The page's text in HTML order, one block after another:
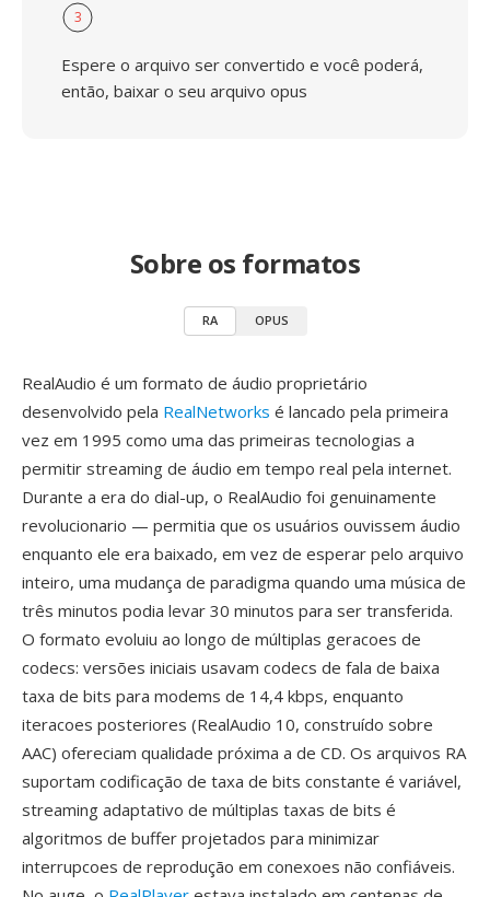
3
Espere o arquivo ser convertido e você poderá,
então, baixar o seu arquivo opus
Sobre os formatos
RA OPUS
RealAudio é um formato de áudio proprietário
desenvolvido pela RealNetworks é lancado pela primeira
vez em 1995 como uma das primeiras tecnologias a
permitir streaming de áudio em tempo real pela internet.
Durante a era do dial-up, o RealAudio foi genuinamente
revolucionario — permitia que os usuários ouvissem áudio
enquanto ele era baixado, em vez de esperar pelo arquivo
inteiro, uma mudança de paradigma quando uma música de
três minutos podia levar 30 minutos para ser transferida.
O formato evoluiu ao longo de múltiplas geracoes de
codecs: versões iniciais usavam codecs de fala de baixa
taxa de bits para modems de 14,4 kbps, enquanto
iteracoes posteriores (RealAudio 10, construído sobre
AAC) ofereciam qualidade próxima a de CD. Os arquivos RA
suportam codificação de taxa de bits constante é variável,
streaming adaptativo de múltiplas taxas de bits é
algoritmos de buffer projetados para minimizar
interrupcoes de reprodução em conexoes não confiáveis.